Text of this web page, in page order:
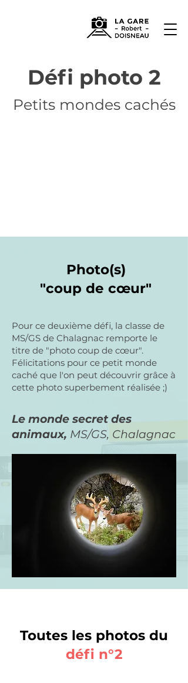
Défi photo 2
Petits mondes cachés
Photo(s)
"coup de cœur"
Pour ce deuxième défi, la classe de
MS/GS de Chalagnac remporte le
titre de "photo coup de cœur".
Félicitations pour ce petit monde
caché que l'on peut découvrir grâce à
cette photo superbement réalisée ;)​
Le monde secret des
animaux, MS/GS, Chalagnac
Toutes les photos du
défi n°2